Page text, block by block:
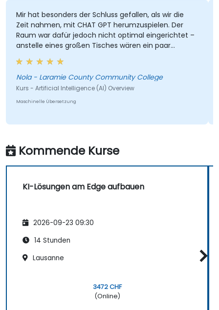
Mir hat besonders der Schluss gefallen, als wir die
Zeit nahmen, mit CHAT GPT herumzuspielen. Der
Raum war dafür jedoch nicht optimal eingerichtet –
anstelle eines großen Tisches wären ein paar
kleinere Tische nützlicher gewesen, damit wir in
kleinen Gruppen zusammenkommen und
brainstormen könnten.
Nola - Laramie County Community College
Kurs - Artificial Intelligence (AI) Overview
Maschinelle Übersetzung
Kommende Kurse
KI-Lösungen am Edge aufbauen
2026-09-23 09:30
14 Stunden
Lausanne
3472 CHF
(Online)